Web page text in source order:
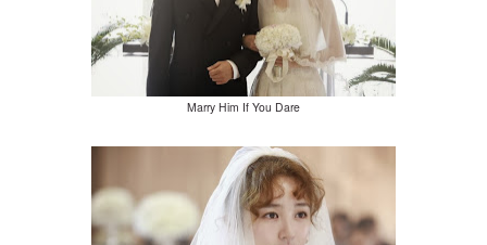
Marry Him If You Dare